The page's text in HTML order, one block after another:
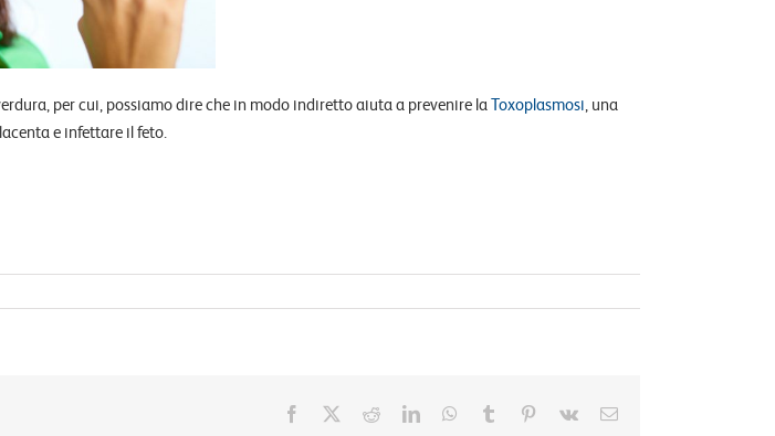
per cui, possiamo dire che in modo indiretto aiuta a prevenire la Toxoplasmosi , una
e infettare il feto.
Facebook RedditLinkedInWhatsApp
Tumblr Pinterest
Vk Email